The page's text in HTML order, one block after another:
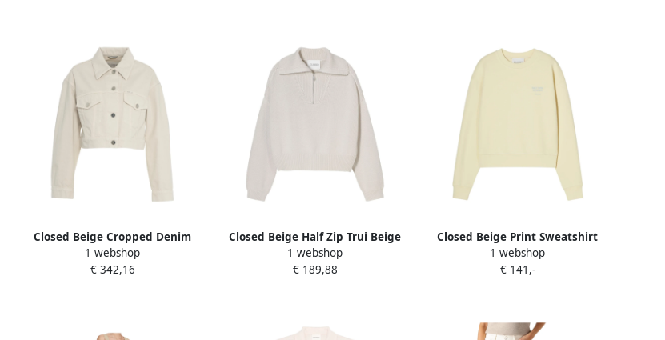
Closed Beige Cropped Denim
Jacket met Stijlvolle Kraag Beige
Dames
1 webshop
€ 342,16
Closed Beige Half Zip Trui Beige
Dames
1 webshop
€ 189,88
Closed Beige Print Sweatshirt
Zacht Katoen Casual Beige
Dames
1 webshop
€ 141,-